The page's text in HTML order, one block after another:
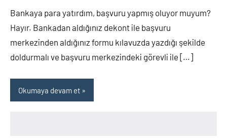
Bankaya para yatırdım, başvuru yapmış oluyor muyum?
Hayır. Bankadan aldığınız dekont ile başvuru
merkezinden aldığınız formu kılavuzda yazdığı şekilde
doldurmalı ve başvuru merkezindeki görevli ile […]
Okumaya devam et